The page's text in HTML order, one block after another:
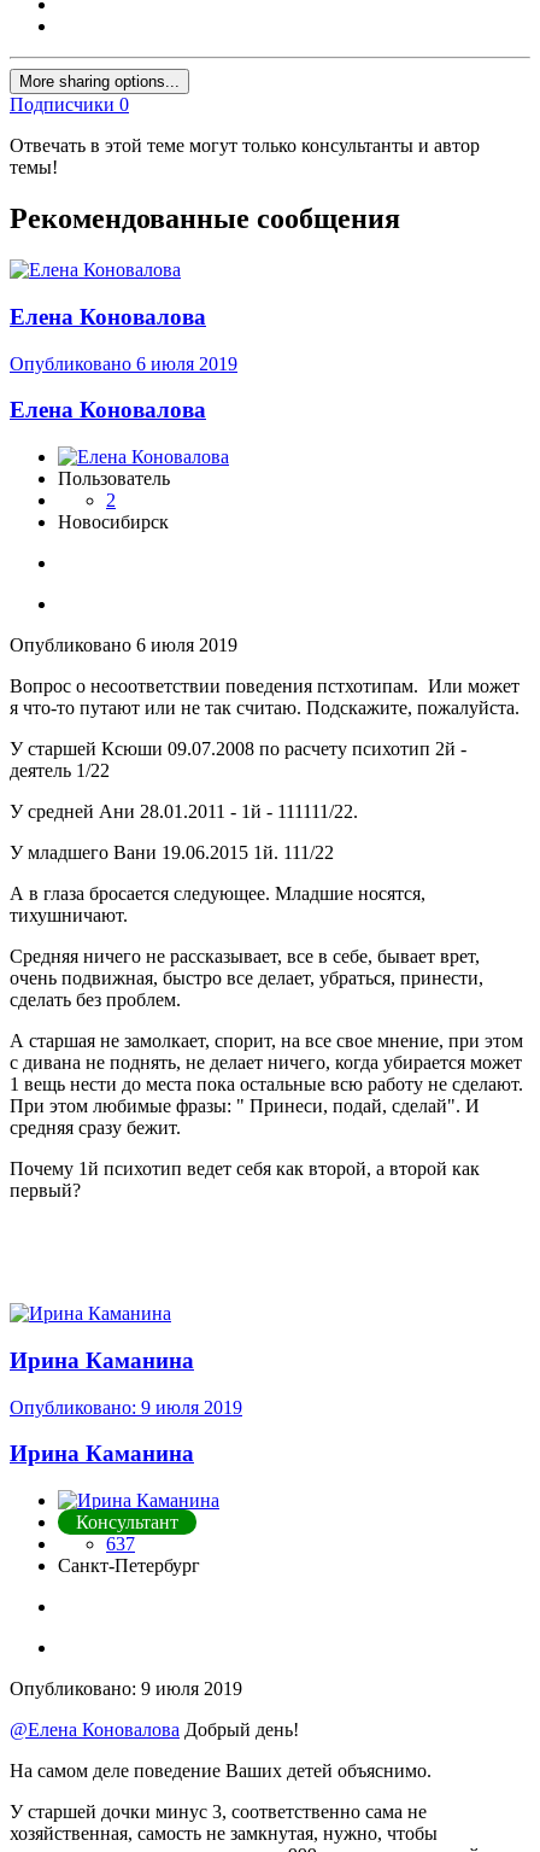
More sharing options...
Подписчики 0
Отвечать в этой теме могут только консультанты и автор
темы!
Рекомендованные сообщения
Елена Коновалова
Опубликовано 6 июля 2019
Елена Коновалова
Пользователь
2
Новосибирск
Опубликовано 6 июля 2019
Вопрос о несоответствии поведения пстхотипам. Или может
я что-то путают или не так считаю. Подскажите, пожалуйста.
У старшей Ксюши 09.07.2008 по расчету психотип 2й -
деятель 1/22
У средней Ани 28.01.2011 - 1й - 111111/22.
У младшего Вани 19.06.2015 1й. 111/22
А в глаза бросается следующее. Младшие носятся,
тихушничают.
Средняя ничего не рассказывает, все в себе, бывает врет,
очень подвижная, быстро все делает, убраться, принести,
сделать без проблем.
А старшая не замолкает, спорит, на все свое мнение, при этом
с дивана не поднять, не делает ничего, когда убирается может
1 вещь нести до места пока остальные всю работу не сделают.
При этом любимые фразы: " Принеси, подай, сделай". И
средняя сразу бежит.
Почему 1й психотип ведет себя как второй, а второй как
первый?
Ирина Каманина
Опубликовано: 9 июля 2019
Ирина Каманина
Консультант
637
Санкт-Петербург
Опубликовано: 9 июля 2019
@Елена Коновалова Добрый день!
На самом деле поведение Ваших детей объяснимо.
У старшей дочки минус 3, соответственно сама не
хозяйственная, самость не замкнутая, нужно, чтобы